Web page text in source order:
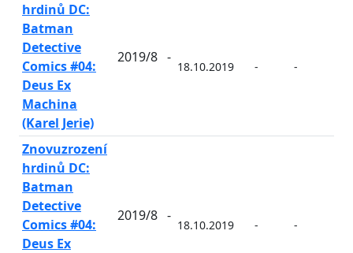
hrdinů DC:
Batman
Detective
Comics #04:
Deus Ex
Machina
(Karel Jerie)
2019/8 -
18.10.2019 - -
Znovuzrození
hrdinů DC:
Batman
Detective
Comics #04:
Deus Ex
2019/8 -
18.10.2019 - -